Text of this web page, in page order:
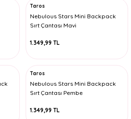
Taros
Nebulous Stars Mini Backpack
Sırt Çantası Mavi
1.349,99 TL
Taros
Nebulous Stars Mini Backpack
Sırt Çantası Pembe
1.349,99 TL